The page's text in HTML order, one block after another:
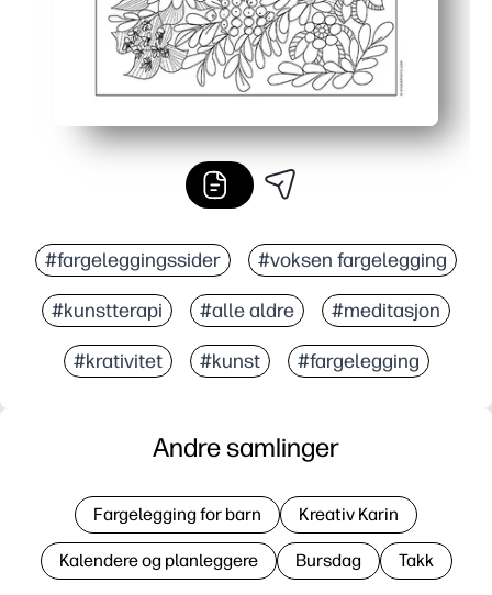
#fargeleggingssider #voksen fargelegging
#kunstterapi #alle aldre #meditasjon
#krativitet #kunst #fargelegging
Andre samlinger
Fargelegging for barn Kreativ Karin
Kalendere og planleggere Bursdag Takk